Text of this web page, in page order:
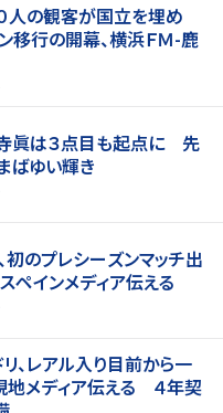
人の観客が国立を埋め
行の開幕、横浜ＦＭ-鹿
眞は３点目も起点に 先
ばゆい輝き
初のプレシーズンマッチ出
インメディア伝える
、レアル入り目前から一
メディア伝える ４年契